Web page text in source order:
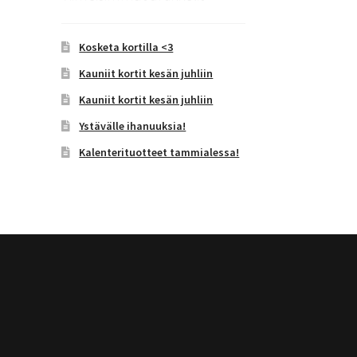
Kosketa kortilla <3
Kauniit kortit kesän juhliin
Kauniit kortit kesän juhliin
Ystävälle ihanuuksia!
Kalenterituotteet tammialessa!